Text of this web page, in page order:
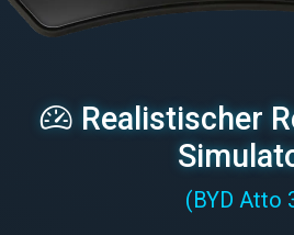
Realistischer
(BYD Atto